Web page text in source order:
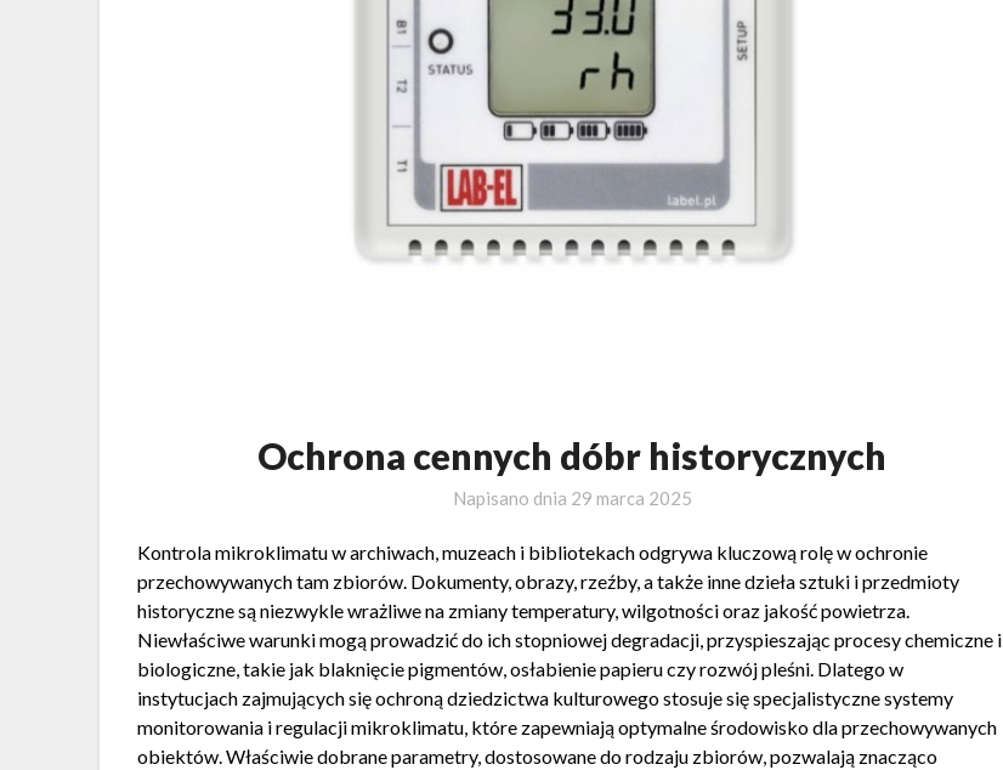
Ochrona cennych dóbr historycznych
Napisano dnia 29 marca 2025
Kontrola mikroklimatu w archiwach, muzeach i bibliotekach odgrywa kluczową rolę w ochronie
przechowywanych tam zbiorów. Dokumenty, obrazy, rzeźby, a także inne dzieła sztuki i przedmioty
historyczne są niezwykle wrażliwe na zmiany temperatury, wilgotności oraz jakość powietrza.
Niewłaściwe warunki mogą prowadzić do ich stopniowej degradacji, przyspieszając procesy chemiczne i
biologiczne, takie jak blaknięcie pigmentów, osłabienie papieru czy rozwój pleśni. Dlatego w
instytucjach zajmujących się ochroną dziedzictwa kulturowego stosuje się specjalistyczne systemy
monitorowania i regulacji mikroklimatu, które zapewniają optymalne środowisko dla przechowywanych
obiektów. Właściwie dobrane parametry, dostosowane do rodzaju zbiorów, pozwalają znacząco